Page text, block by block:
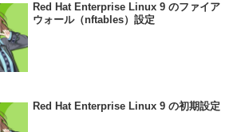
Red Hat Enterprise Linux 9 のファイア
ウォール（nftables）設定
Red Hat Enterprise Linux 9 の初期設定